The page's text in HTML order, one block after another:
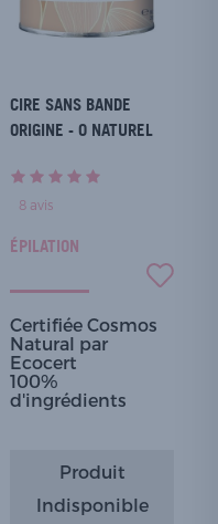
CIRE SANS BANDE
ORIGINE - O NATUREL
8 avis
ÉPILATION
Certifiée Cosmos
Natural par
Ecocert
100%
d'ingrédients
Produit
Indisponible